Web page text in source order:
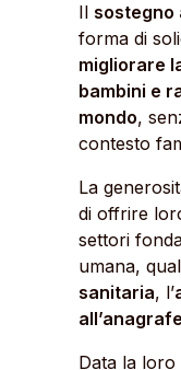
Il sostegno
forma di
migliorare
bambini e
mondo,
contesto
La
di offrire
settori
umana,
sanitaria, l’
all’anagrafe
Data la